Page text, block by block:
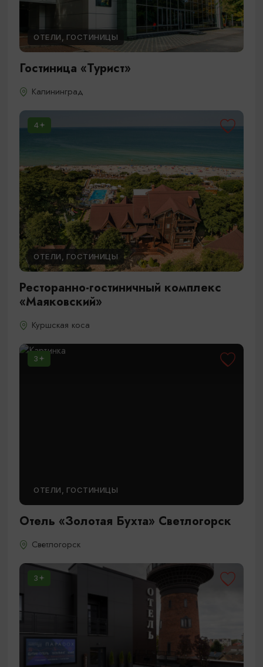
ОТЕЛИ, ГОСТИНИЦЫ
Гостиница «Турист»
Калининград
4
ОТЕЛИ, ГОСТИНИЦЫ
Ресторанно-гостиничный комплекс
«Маяковский»
Куршская коса
3
ОТЕЛИ, ГОСТИНИЦЫ
Отель «Золотая Бухта» Светлогорск
Светлогорск
3